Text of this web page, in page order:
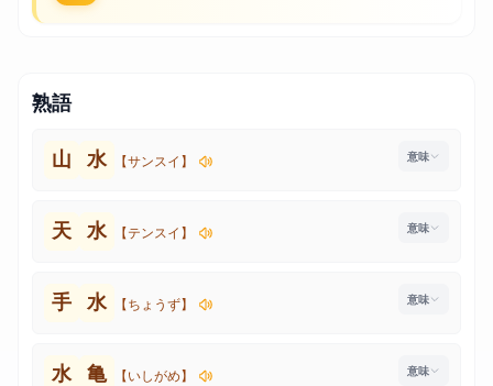
熟語
山 水 【サンスイ】
天 水 【テンスイ】
手 水 【ちょうず】
水 亀 【いしがめ】